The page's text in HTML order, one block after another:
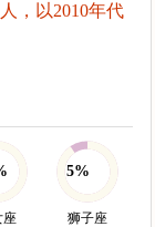
，以2010年代
座
5%
狮子座